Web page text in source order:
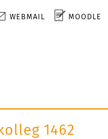
WEBMAIL MOODLE
1462